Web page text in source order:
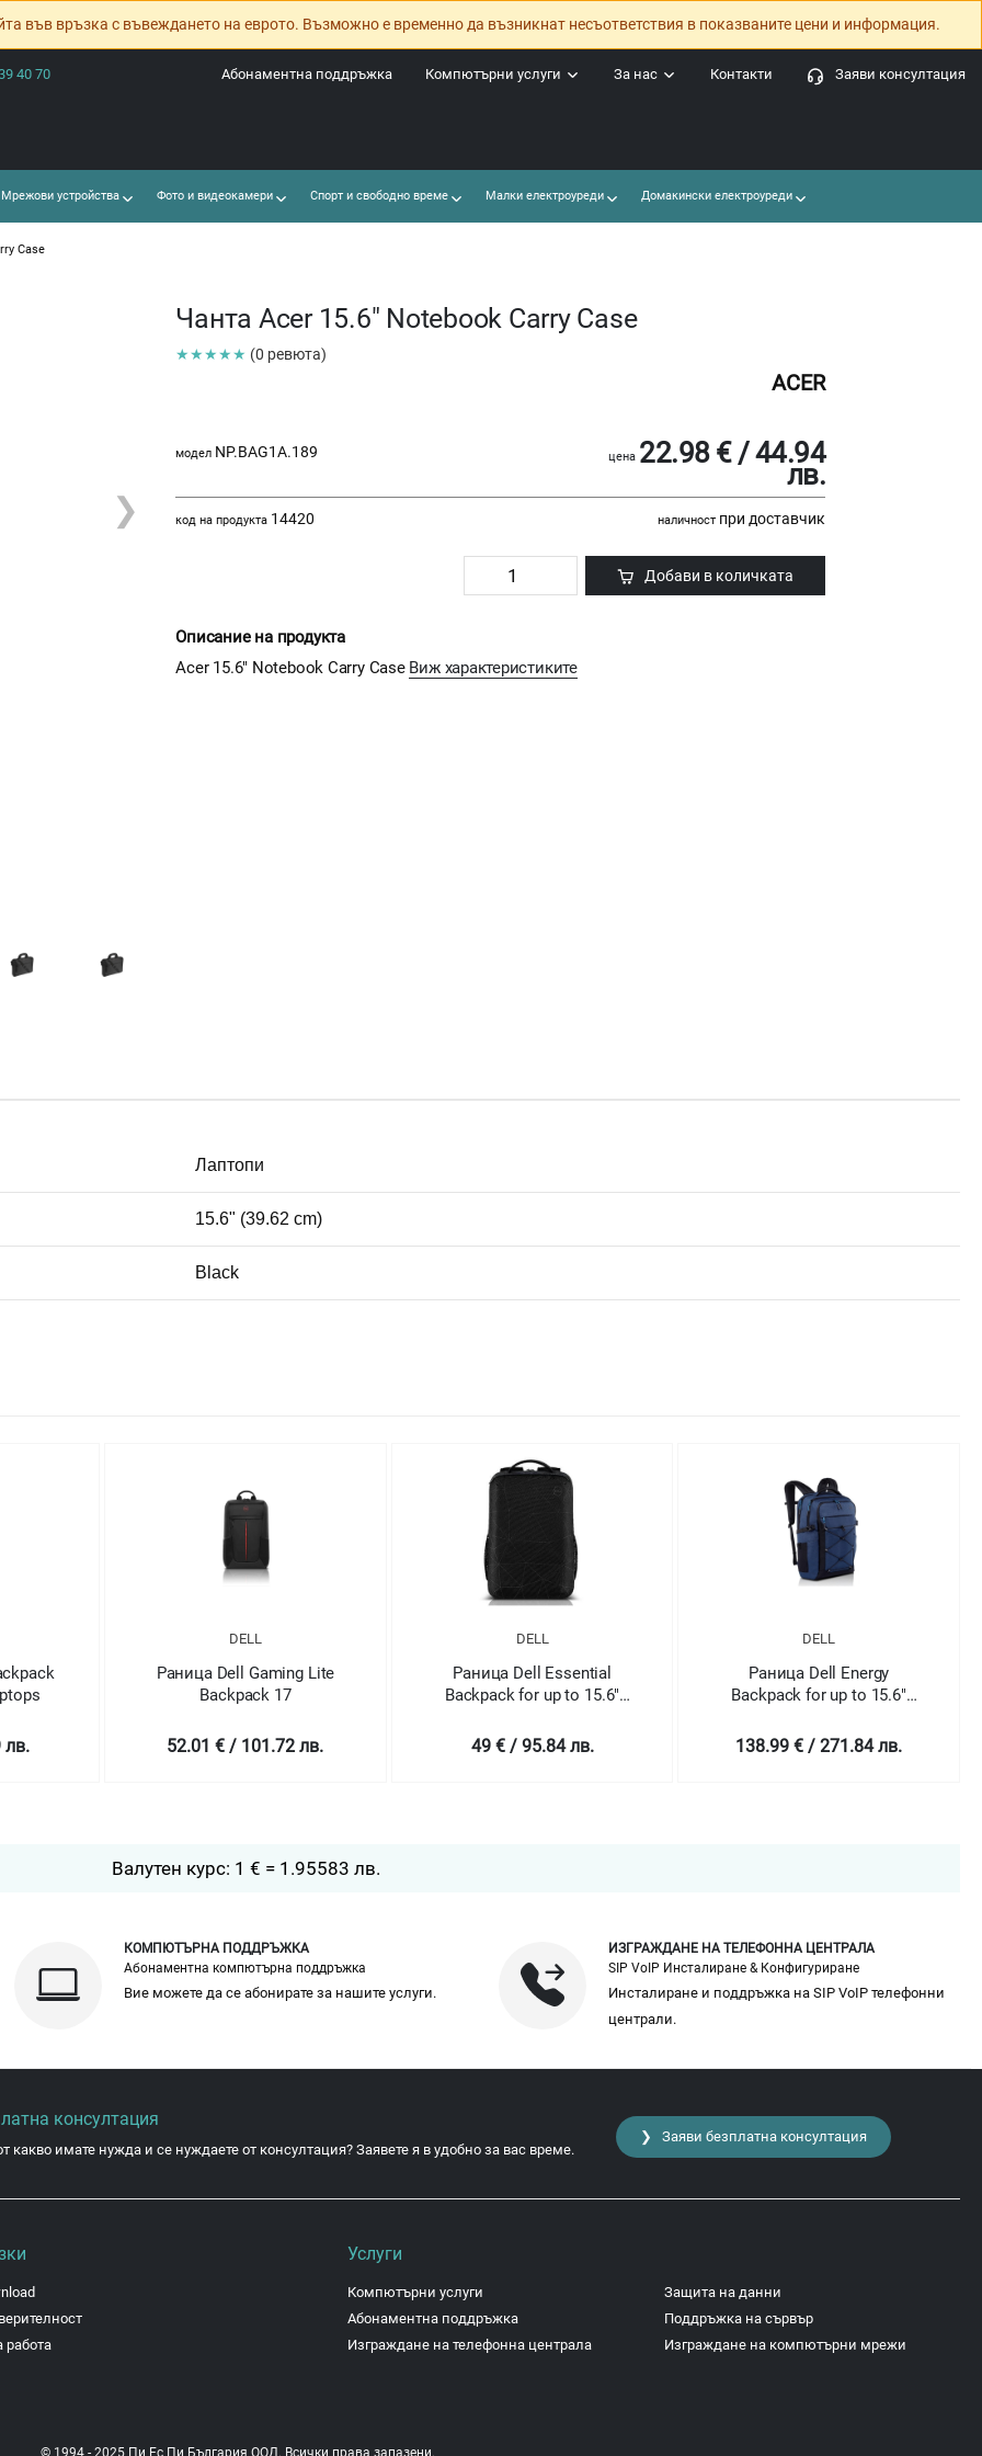
във връзка с въвеждането на еврото. Възможно е временно да възникнат несъответствия в показваните цени и информация.
40 70 Заяви консултация
Контакти
За нас
Компютърни услуги
Абонаментна поддръжка
устройства Фото и видеокамери Спорт и свободно време Малки електроуреди Домакински електроуреди
Case
❯
Чанта Acer 15.6" Notebook Carry Case
★★★★★ (0 ревюта)
ACER
модел NP.BAG1A.189 цена 22.98 € / 44.94
лв.
код на продукта 14420 наличност при доставчик
Добави в количката
Описание на продукта
Acer 15.6" Notebook Carry Case Виж характеристиките
Лаптопи
15.6" (39.62 cm)
Black
лв.
DELL
Раница Dell Gaming Lite
Backpack 17
52.01 € / 101.72 лв.
DELL
Раница Dell Essential
Backpack for up to 15.6"
49 € / 95.84 лв.
DELL
Раница Dell Energy
Backpack for up to 15.6"
138.99 € / 271.84 лв.
Валутен курс: 1 € = 1.95583 лв.
КОМПЮТЪРНА ПОДДРЪЖКА
Абонаментна компютърна поддръжка
Вие можете да се абонирате за нашите услуги.
ИЗГРАЖДАНЕ НА ТЕЛЕФОННА ЦЕНТРАЛА
SIP VoIP Инсталиране & Конфигуриране
Инсталиране и поддръжка на SIP VoIP телефонни
централи.
консултация
какво имате нужда и се нуждаете от консултация? Заявете я в удобно за вас време.
❯ Заяви безплатна консултация
работа
Услуги
Компютърни услуги
Абонаментна поддръжка
Изграждане на телефонна централа
Защита на данни
Поддръжка на сървър
Изграждане на компютърни мрежи
© 1994 - 2025 Пи Ес Пи България ООД. Всички права запазени.